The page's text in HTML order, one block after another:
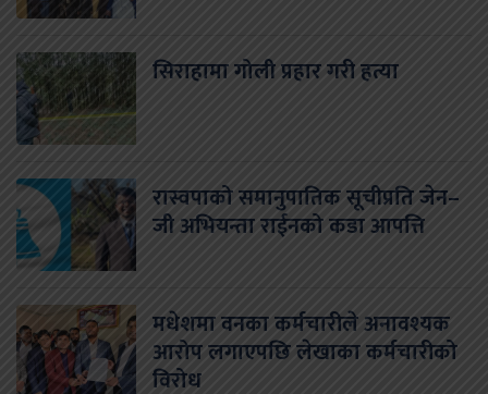
सिराहामा गोली प्रहार गरी हत्या
रास्वपाको समानुपातिक सूचीप्रति जेन–
जी अभियन्ता राईनको कडा आपत्ति
मधेशमा वनका कर्मचारीले अनावश्यक
आरोप लगाएपछि लेखाका कर्मचारीको
विरोध